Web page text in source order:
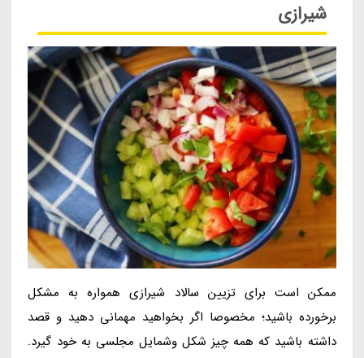
شیرازی
ممکن است برای تزیین سالاد شیرازی همواره به مشکل
برخورده باشید؛ مخصوصا اگر بخواهید مهمانی دهید و قصد
داشته باشید که همه چیز شکل وشمایل مجلسی به خود گیرد.